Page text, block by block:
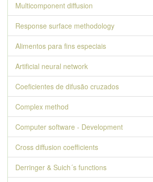
Multicomponent diffusion
Response surface methodology
Alimentos para fins especiais
Artificial neural network
Coeficientes de difusão cruzados
Complex method
Computer software - Development
Cross diffusion coefficients
Derringer & Suich´s functions